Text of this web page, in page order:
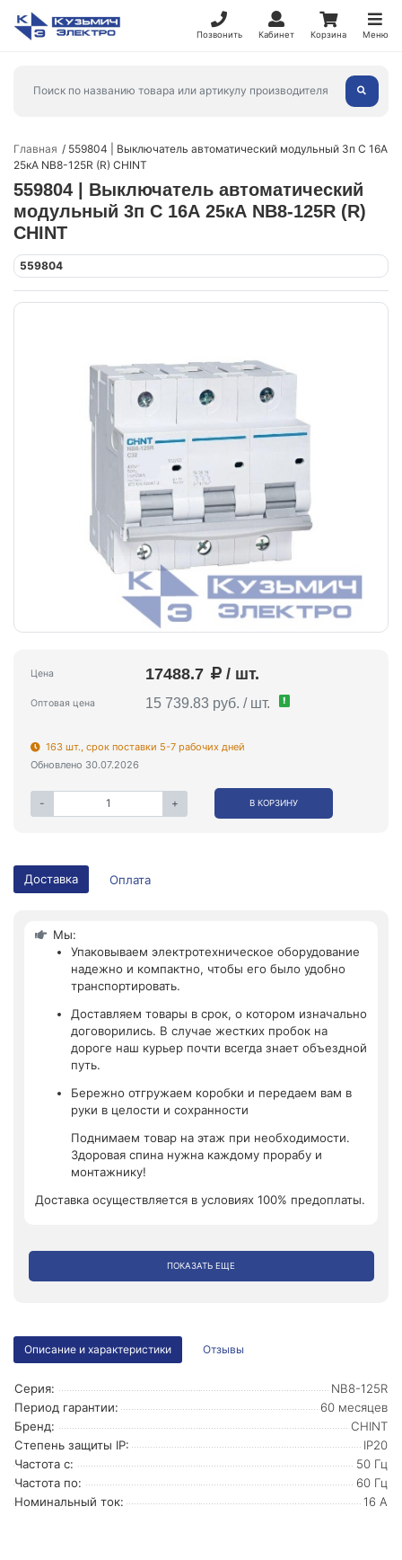
Позвонить Кабинет Корзина Меню
Главная
559804 | Выключатель автоматический модульный 3п C 16А
25кА NB8-125R (R) CHINT
559804 | Выключатель автоматический
модульный 3п C 16А 25кА NB8-125R (R)
CHINT
559804
Цена 17488.7 / шт.
Оптовая цена 15 739.83 руб. / шт. !
163 шт., срок поставки 5-7 рабочих дней
Обновлено 30.07.2026
- + В КОРЗИНУ
Доставка Оплата
Мы:
Упаковываем электротехническое оборудование
надежно и компактно, чтобы его было удобно
транспортировать.
Доставляем товары в срок, о котором изначально
договорились. В случае жестких пробок на
дороге наш курьер почти всегда знает объездной
путь.
Бережно отгружаем коробки и передаем вам в
руки в целости и сохранности
Поднимаем товар на этаж при необходимости.
Здоровая спина нужна каждому прорабу и
монтажнику!
Доставка осуществляется в условиях 100% предоплаты.
ПОКАЗАТЬ ЕЩЕ
Описание и характеристики Отзывы
Серия:
NB8-125R
Период гарантии:
60 месяцев
Бренд:
CHINT
Степень защиты IP:
IP20
Частота с:
50 Гц
Частота по:
60 Гц
Номинальный ток:
16 А